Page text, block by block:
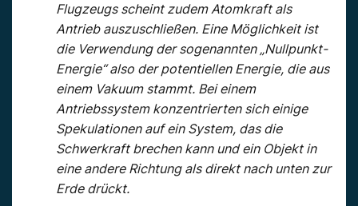
Flugzeugs scheint zudem Atomkraft als
Antrieb auszuschließen. Eine Möglichkeit ist
die Verwendung der sogenannten „Nullpunkt-
Energie“ also der potentiellen Energie, die aus
einem Vakuum stammt. Bei einem
Antriebssystem konzentrierten sich einige
Spekulationen auf ein System, das die
Schwerkraft brechen kann und ein Objekt in
eine andere Richtung als direkt nach unten zur
Erde drückt.